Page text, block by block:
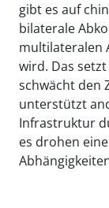
gibt es auf
bilaterale
multilateralen
wird. Das
schwächt den
unterstützt
Infrastruktur
es drohen